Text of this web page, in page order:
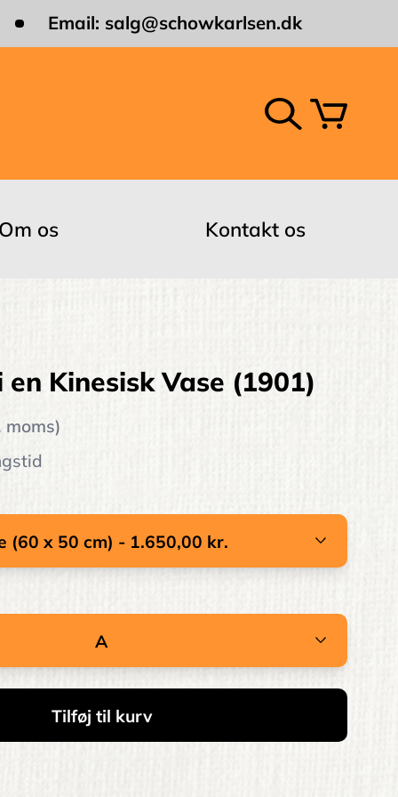
Email: salg@schowkarlsen.dk
os Kontakt os
Kinesisk Vase (1901)
moms)